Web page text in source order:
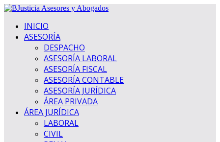
INICIO
ASESORÍA
DESPACHO
ASESORÍA LABORAL
ASESORÍA FISCAL
ASESORÍA CONTABLE
ASESORÍA JURÍDICA
ÁREA PRIVADA
ÁREA JURÍDICA
LABORAL
CIVIL